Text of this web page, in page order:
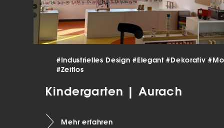
#Industrielles Design#Elegant#Dekorativ
#Zeitlos
Kindergarten | Aurach
Mehr erfahren
Wir
und
Hier
Ihre